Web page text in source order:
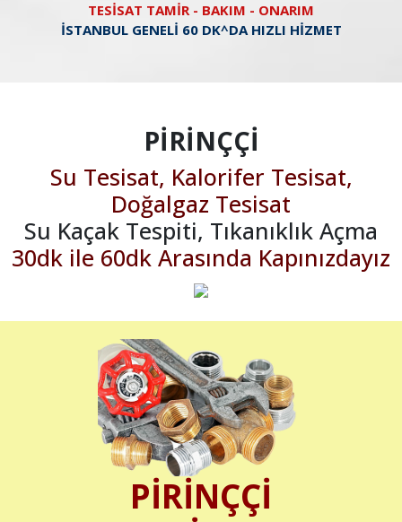
TESİSAT TAMİR - BAKIM - ONARIM
İSTANBUL GENELİ 60 DK^DA HIZLI HİZMET
PİRİNÇÇİ
Su Tesisat, Kalorifer Tesisat,
Doğalgaz Tesisat
Su Kaçak Tespiti, Tıkanıklık Açma
30dk ile 60dk Arasında Kapınızdayız
PİRİNÇÇİ